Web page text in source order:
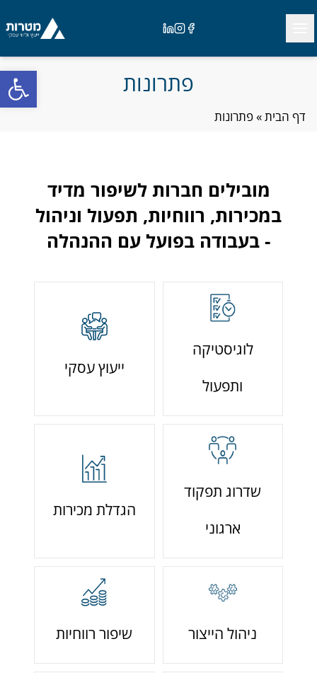
content
Facebook
Instagram
Linkedin
פתרונות
דף הבית»פתרונות
מובילים חברות לשיפור מדיד
במכירות, רווחיות, תפעול וניהול
- בעבודה בפועל עם ההנהלה
לוגיסטיקה
ותפעול
ייעוץ עסקי
שדרוג תפקוד
ארגוני
הגדלת מכירות
ניהול הייצור שיפור רווחיות